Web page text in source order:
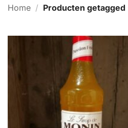
Home / Producten